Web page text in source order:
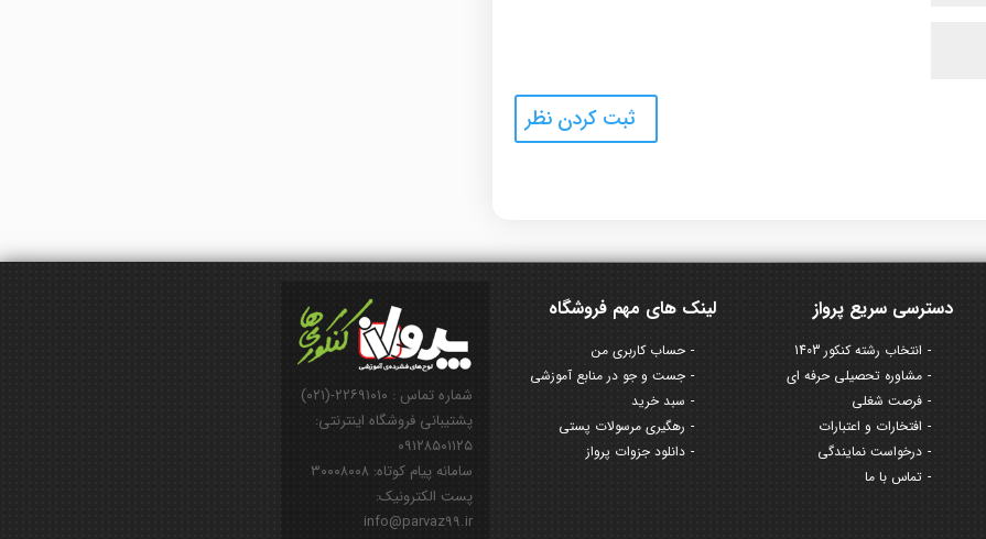
شماره تماس : ۲۲۶۹۱۰۱۰-(۰۲۱)
پشتیبانی فروشگاه اینترنتی:
۰۹۱۲۸۵۰۱۱۲۵
سامانه پیام کوتاه: ۳۰۰۰۸۰۰۸
پست الکترونیک:
info@parvaz99.ir
لینک های مهم فروشگاه
حساب کاربری من
جست و جو در منابع آموزشی
سبد خرید
رهگیری مرسولات پستی
دانلود جزوات پرواز
دسترسی سریع پرواز
انتخاب رشته کنکور 1403
مشاوره تحصیلی حرفه ای
فرصت شغلی
افتخارات و اعتبارات
درخواست نمایندگی
تماس با ما